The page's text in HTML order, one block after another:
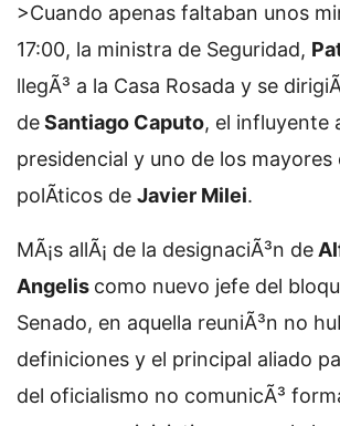
>Cuando apenas faltaban unos
17:00, la ministra de Seguridad,
llegÃ³ a la Casa Rosada y se
deSantiago Caputo, el influyente
presidencial y uno de los mayores
polÃ­ticos de Javier Milei.
MÃ¡s allÃ¡ de la designaciÃ³n de
Angelis como nuevo jefe del
Senado, en aquella reuniÃ³n no
definiciones y el principal aliado
del oficialismo no comunicÃ³